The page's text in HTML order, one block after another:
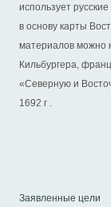
использует
в основу карты
материалов можно
Кильбургера,
«Северную и
1692 г .
Заявленные цели